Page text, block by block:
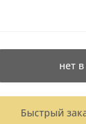
нет
Быстрый